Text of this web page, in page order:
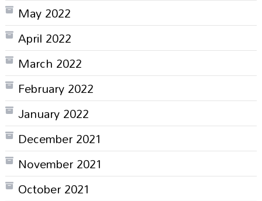
May 2022
April 2022
March 2022
February 2022
January 2022
December 2021
November 2021
October 2021